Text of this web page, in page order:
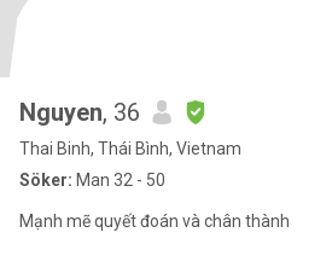
Nguyen, 36
Thai Binh, Thái Bình, Vietnam
Söker: Man 32 - 50
Mạnh mẽ quyết đoán và chân thành